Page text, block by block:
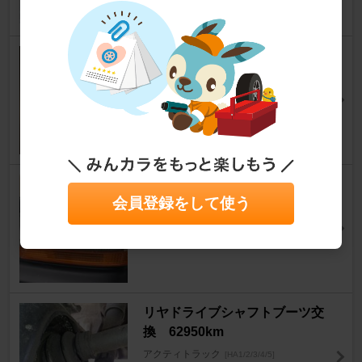
3
LEDライトに交換
アクティトラック [HA1/2/3/4/5]
まひるパパさん
4
0
曇り取り
アクティトラック [HA1/2/3/4/5]
リヤドライブシャフトブーツ交
換 62950km
アクティトラック [HA1/2/3/4/5]
会員登録をして使う